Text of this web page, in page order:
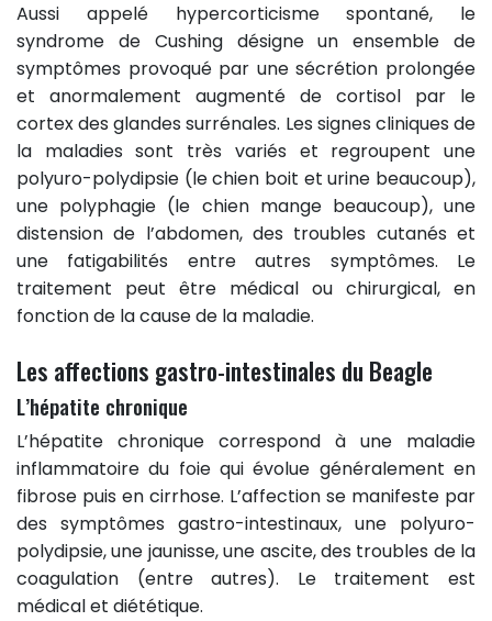
Aussi appelé hypercorticisme spontané, le
syndrome de Cushing désigne un ensemble de
symptômes provoqué par une sécrétion prolongée
et anormalement augmenté de cortisol par le
cortex des glandes surrénales. Les signes cliniques de
la maladies sont très variés et regroupent une
polyuro-polydipsie (le chien boit et urine beaucoup),
une polyphagie (le chien mange beaucoup), une
distension de l’abdomen, des troubles cutanés et
une fatigabilités entre autres symptômes. Le
traitement peut être médical ou chirurgical, en
fonction de la cause de la maladie.
Les affections gastro-intestinales du Beagle
L’hépatite chronique
L’hépatite chronique correspond à une maladie
inflammatoire du foie qui évolue généralement en
fibrose puis en cirrhose. L’affection se manifeste par
des symptômes gastro-intestinaux, une polyuro-
polydipsie, une jaunisse, une ascite, des troubles de la
coagulation (entre autres). Le traitement est
médical et diététique.